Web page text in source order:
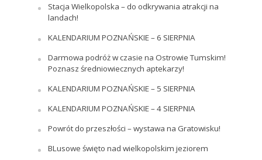
Stacja Wielkopolska – do odkrywania atrakcji na
landach!
KALENDARIUM POZNAŃSKIE – 6 SIERPNIA
Darmowa podróż w czasie na Ostrowie Tumskim!
Poznasz średniowiecznych aptekarzy!
KALENDARIUM POZNAŃSKIE – 5 SIERPNIA
KALENDARIUM POZNAŃSKIE – 4 SIERPNIA
Powrót do przeszłości – wystawa na Gratowisku!
BLusowe święto nad wielkopolskim jeziorem